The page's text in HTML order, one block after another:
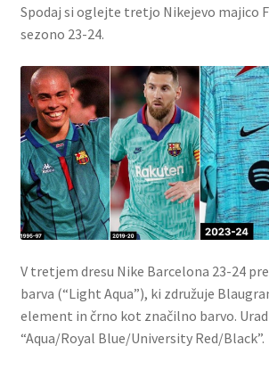
Spodaj si oglejte tretjo Nikejevo majico
sezono 23-24.
V tretjem dresu Nike Barcelona 23-24
barva (“Light Aqua”), ki združuje
element in črno kot značilno barvo.
“Aqua/Royal Blue/University Red/Black”.